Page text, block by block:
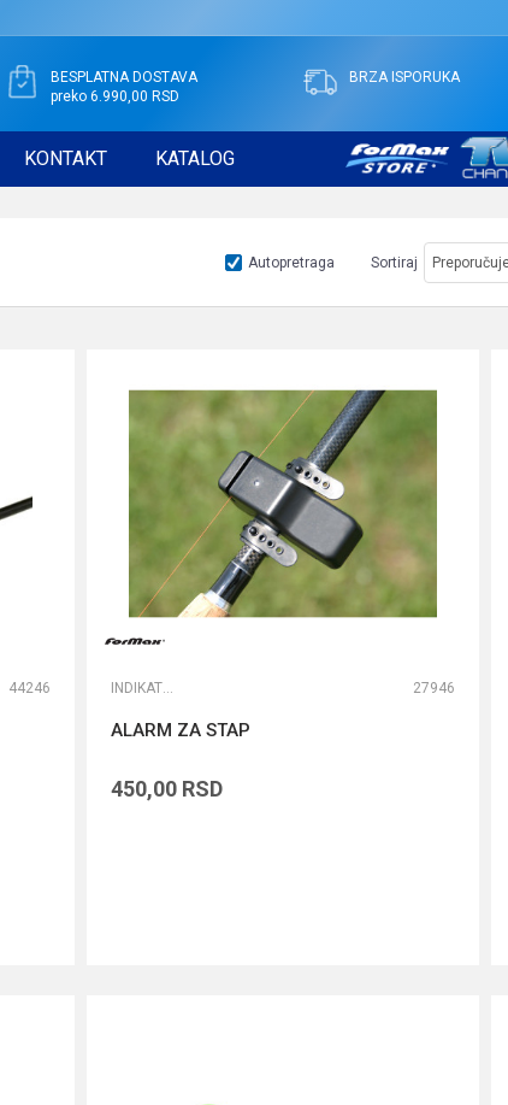
BESPLATNA DOSTAVA
preko 6.990,00 RSD
BRZA ISPORUKA
KONTAKT KATALOG
Autopretraga Sortiraj
44246 INDIKATORI I SWINGERI 27946
ALARM ZA STAP
450,00 RSD